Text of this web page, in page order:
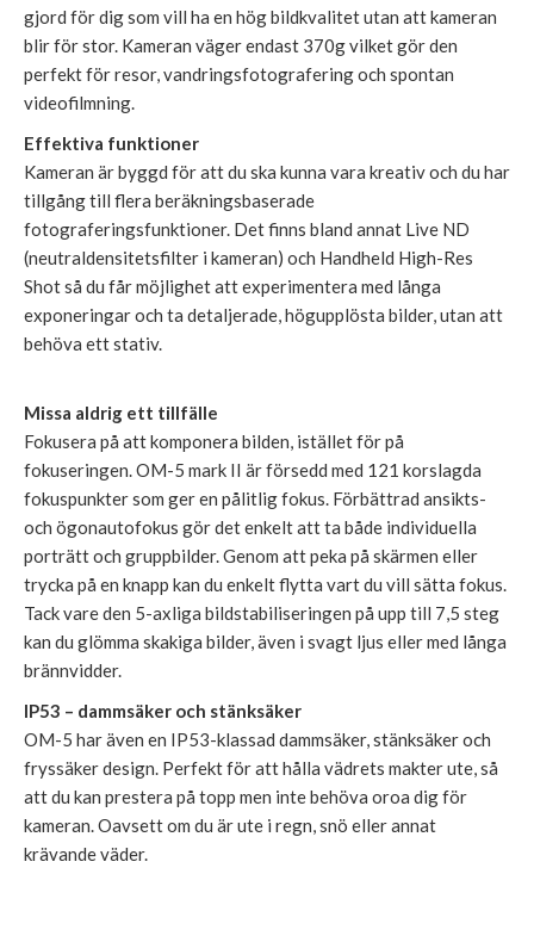
gjord för dig som vill ha en hög bildkvalitet utan att kameran
blir för stor. Kameran väger endast 370g vilket gör den
perfekt för resor, vandringsfotografering och spontan
videofilmning.
Effektiva funktioner
Kameran är byggd för att du ska kunna vara kreativ och du har
tillgång till flera beräkningsbaserade
fotograferingsfunktioner. Det finns bland annat Live ND
(neutraldensitetsfilter i kameran) och Handheld High-Res
Shot så du får möjlighet att experimentera med långa
exponeringar och ta detaljerade, högupplösta bilder, utan att
behöva ett stativ.
Missa aldrig ett tillfälle
Fokusera på att komponera bilden, istället för på
fokuseringen. OM-5 mark II är försedd med 121 korslagda
fokuspunkter som ger en pålitlig fokus. Förbättrad ansikts-
och ögonautofokus gör det enkelt att ta både individuella
porträtt och gruppbilder. Genom att peka på skärmen eller
trycka på en knapp kan du enkelt flytta vart du vill sätta fokus.
Tack vare den 5-axliga bildstabiliseringen på upp till 7,5 steg
kan du glömma skakiga bilder, även i svagt ljus eller med långa
brännvidder.
IP53 – dammsäker och stänksäker
OM-5 har även en IP53-klassad dammsäker, stänksäker och
fryssäker design. Perfekt för att hålla vädrets makter ute, så
att du kan prestera på topp men inte behöva oroa dig för
kameran. Oavsett om du är ute i regn, snö eller annat
krävande väder.